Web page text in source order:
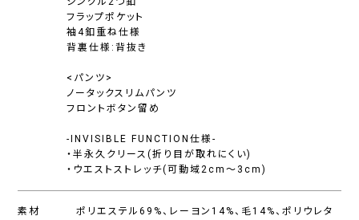
フラップポケット
袖4釦重ね仕様
背裏仕様:背抜き
<パンツ>
ノータックスリムパンツ
フロントボタン留め
-INVISIBLE FUNCTION仕様-
・半永久クリース(折り目が取れにくい)
・ウエストストレッチ(可動域2cm〜3cm)
素材
ポリエステル69%、レーヨン14%、毛14%、ポリウレタ